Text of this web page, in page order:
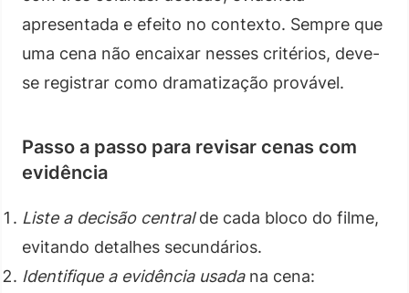
apresentada e efeito no contexto. Sempre que
uma cena não encaixar nesses critérios, deve-
se registrar como dramatização provável.
Passo a passo para revisar cenas com
evidência
Liste a decisão centralde cada bloco do filme,
evitando detalhes secundários.
Identifique a evidência usadana cena: